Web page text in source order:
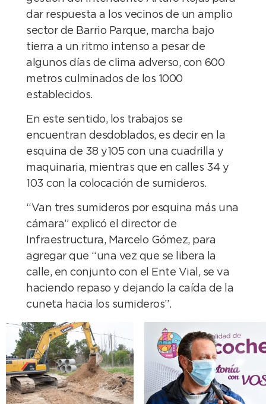
dar respuesta a los vecinos de un amplio
sector de Barrio Parque, marcha bajo
tierra a un ritmo intenso a pesar de
algunos días de clima adverso, con 600
metros culminados de los 1000
establecidos.
En este sentido, los trabajos se
encuentran desdoblados, es decir en la
esquina de 38 y105 con una cuadrilla y
maquinaria, mientras que en calles 34 y
103 con la colocación de sumideros.
“Van tres sumideros por esquina más una
cámara” explicó el director de
Infraestructura, Marcelo Gómez, para
agregar que “una vez que se libera la
calle, en conjunto con el Ente Vial, se va
haciendo repaso y dejando la caída de la
cuneta hacia los sumideros”.